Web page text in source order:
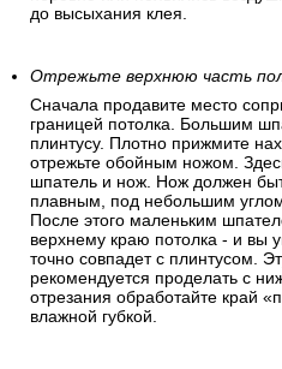
до высыхания клея.
Отрежьте верхнюю часть
Сначала продавите место
границей потолка. Большим
плинтусу. Плотно прижмите
отрежьте обойным ножом.
шпатель и нож. Нож должен
плавным, под небольшим
После этого маленьким
верхнему краю потолка - и вы
точно совпадет с плинтусом.
рекомендуется проделать с
отрезания обработайте край
влажной губкой.